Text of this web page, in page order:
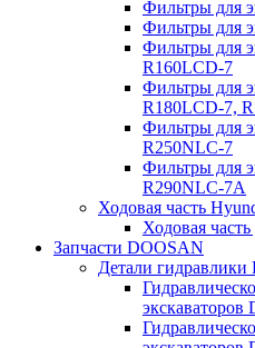
Фильтры для
Фильтры для
Фильтры для
R160LCD-7
Фильтры для
R180LCD-7,
Фильтры для
R250NLC-7
Фильтры для
R290NLC-7A
Ходовая часть
Ходовая
Запчасти DOOSAN
Детали гидравлики